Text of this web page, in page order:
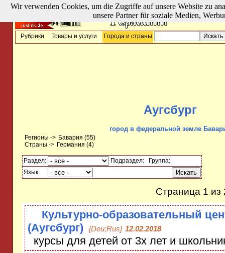
Рубрики Товары и услуги Города и страны
Аугсбург
город в федеральной земле
Регионы -> Бавария (55)
Страны -> Германия (4)
Раздел: Подраздел:
Группа:
Язык:
Страница 1
Культурно-образовательный
(Аугсбург)
[Deu;Rus] 12.02.2018
курсы для детей от 3х лет и
Wir verwenden Cookies, um die Zugriffe auf unsere Website zu
unsere Partner für soziale Medien,